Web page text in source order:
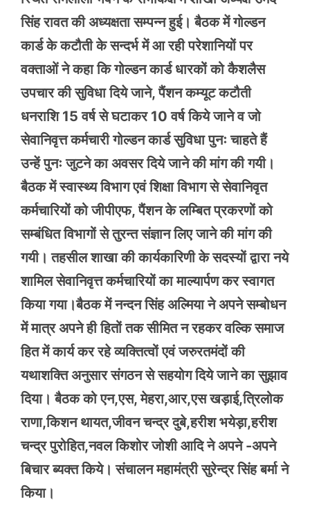
सिंह रावत की अध्यक्षता सम्पन्न हुई। बैठक में गोल्डन
कार्ड के कटौती के सन्दर्भ में आ रही परेशानियों पर
वक्ताओं ने कहा कि गोल्डन कार्ड धारकों को कैशलैस
उपचार की सुविधा दिये जाने, पैंशन कम्यूट कटौती
धनराशि 15 वर्ष से घटाकर 10 वर्ष किये जाने व जो
सेवानिवृत्त कर्मचारी गोल्डन कार्ड सुविधा पुनः चाहते हैं
उन्हें पुनः जुटने का अवसर दिये जाने की मांग की गयी।
बैठक में स्वास्थ्य विभाग एवं शिक्षा विभाग से सेवानिवृत
कर्मचारियों को जीपीएफ, पैंशन के लम्बित प्रकरणों को
सम्बंधित विभागों से तुरन्त संज्ञान लिए जाने की मांग की
गयी। तहसील शाखा की कार्यकारिणी के सदस्यों द्वारा नये
शामिल सेवानिवृत्त कर्मचारियों का माल्यार्पण कर स्वागत
किया गया।बैठक में नन्दन सिंह अल्मिया ने अपने सम्बोधन
में मात्र अपने ही हितों तक सीमित न रहकर वल्कि समाज
हित में कार्य कर रहे व्यक्तित्वों एवं जरुरतमंदों की
यथाशक्ति अनुसार संगठन से सहयोग दिये जाने का सुझाव
दिया। बैठक को एन,एस, मेहरा,आर,एस खड़ाई,त्रिलोक
राणा,किशन थायत,जीवन चन्द्र दुबे,हरीश भयेड़ा,हरीश
चन्द्र पुरोहित,नवल किशोर जोशी आदि ने अपने -अपने
बिचार ब्यक्त किये। संचालन महामंत्री सुरेन्द्र सिंह बर्मा ने
किया।